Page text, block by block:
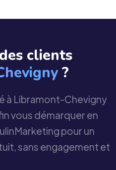
clients
?
à Libramont-Chevigny
vous démarquer en
pour un
sans engagement et